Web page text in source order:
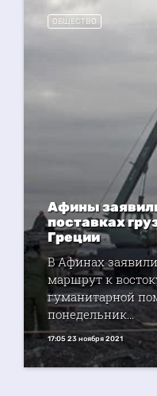
ОБЩЕСТВО
Афины
поставках
Греции
В Афинах
маршрут к
гуманитарной
понедельник...
17:05 23 ноября 2021